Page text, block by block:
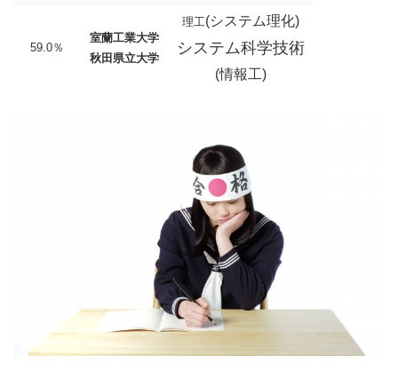
59.0％
室蘭工業大学
秋田県立大学
理工(システム理化)
システム科学技術
(情報工)